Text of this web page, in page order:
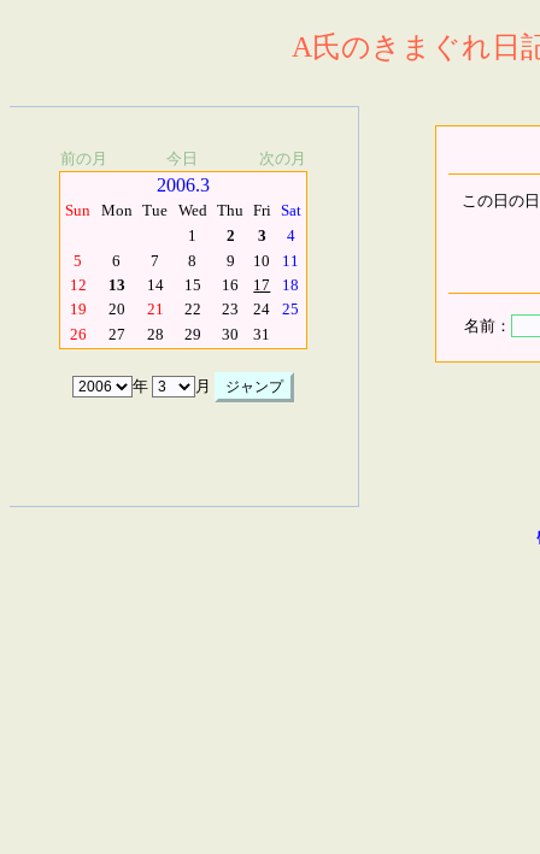
A氏のきまぐれ日
前の月 今日 次の月
2006.3
Sun Mon Tue Wed Thu Fri Sat
1
2 3
4
5
6 7 8 9 10
11
12
13 14 15 16 17
18
19
20 21 22 23 24
25
26
27 28 29 30 31
年 月
この日の
名前：